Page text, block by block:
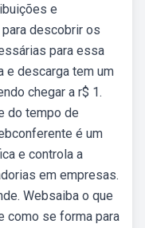
e
descobrir os
para essa
e descarga tem um
chegar a r$ 1.
do tempo de
é um
e controla a
em empresas.
Websaiba o que
como se forma para